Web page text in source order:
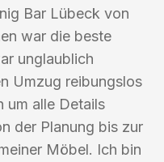
Bar Lübeck von
war die beste
unglaublich
Umzug reibungslos
um alle Details
der Planung bis zur
Möbel. Ich bin